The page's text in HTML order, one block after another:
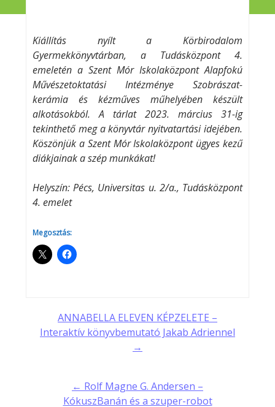
Kiállítás nyílt a Körbirodalom
Gyermekkönyvtárban, a Tudásközpont 4.
emeletén a Szent Mór Iskolaközpont Alapfokú
Művészetoktatási Intézménye Szobrászat-
kerámia és kézműves műhelyében készült
alkotásokból. A tárlat 2023. március 31-ig
tekinthető meg a könyvtár nyitvatartási idejében.
Köszönjük a Szent Mór Iskolaközpont ügyes kezű
diákjainak a szép munkákat!
Helyszín: Pécs, Universitas u. 2/a., Tudásközpont
4. emelet
Megosztás:
PostANNABELLA ELEVEN KÉPZELETE –
Interaktív könyvbemutató Jakab Adriennel
→
← Rolf Magne G. Andersen –
KókuszBanán és a szuper-robot